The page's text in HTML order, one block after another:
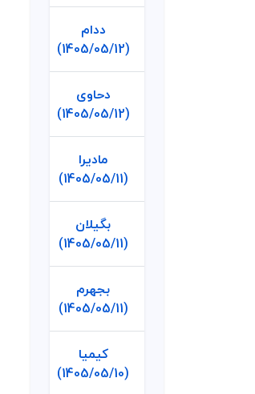
ددام
(1405/05/12)
دحاوی
(1405/05/12)
مادیرا
(1405/05/11)
بگیلان
(1405/05/11)
بجهرم
(1405/05/11)
کیمیا
(1405/05/10)